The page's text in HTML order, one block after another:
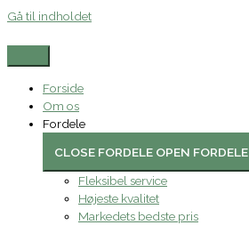
Gå til indholdet
Forside
Om os
Fordele
CLOSE FORDELE OPEN FORDELE
Fleksibel service
Højeste kvalitet
Markedets bedste pris